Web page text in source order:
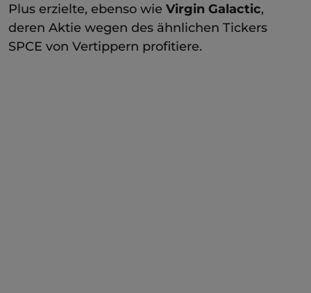
Plus erzielte, ebenso wie Virgin Galactic,
deren Aktie wegen des ähnlichen Tickers
SPCE von Vertippern profitiere.